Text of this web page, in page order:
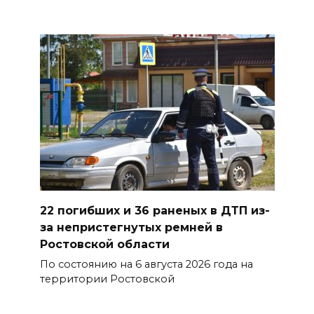
«Освободителям Ростова»
07 августа 2026 20:12
Госавтоинспекция по
Ростовской области призвала
водителей быть осторожными
из-за ухудшения погоды
07 августа 2026 19:39
Сап-фестиваль, ночной забег
и турниры: как в Ростове
отметят День физкультурника
07 августа 2026 19:19
22 погибших и 36 раненых в ДТП из-
за непристегнутых ремней в
Ростовской области
По состоянию на 6 августа 2026 года на
территории Ростовской